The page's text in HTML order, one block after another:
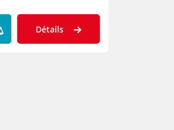
Détails